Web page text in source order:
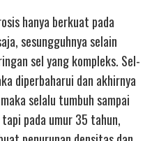
hanya berkuat pada
sesungguhnya selain
sel yang kompleks. Sel-
diperbaharui dan akhirnya
selalu tumbuh sampai
pada umur 35 tahun,